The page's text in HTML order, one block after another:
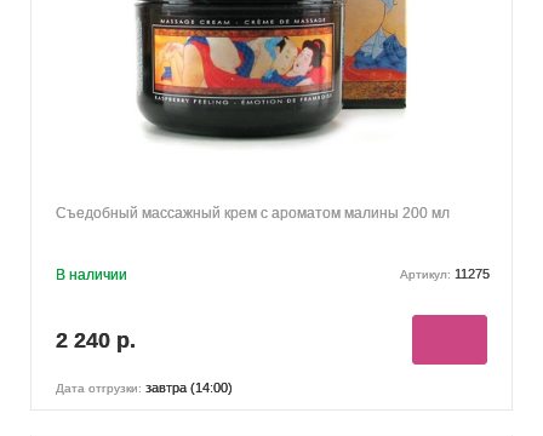
Съедобный массажный крем с ароматом малины 200 мл
В наличии Артикул: 11275
2 240 р.
Дата отгрузки: завтра (14:00)